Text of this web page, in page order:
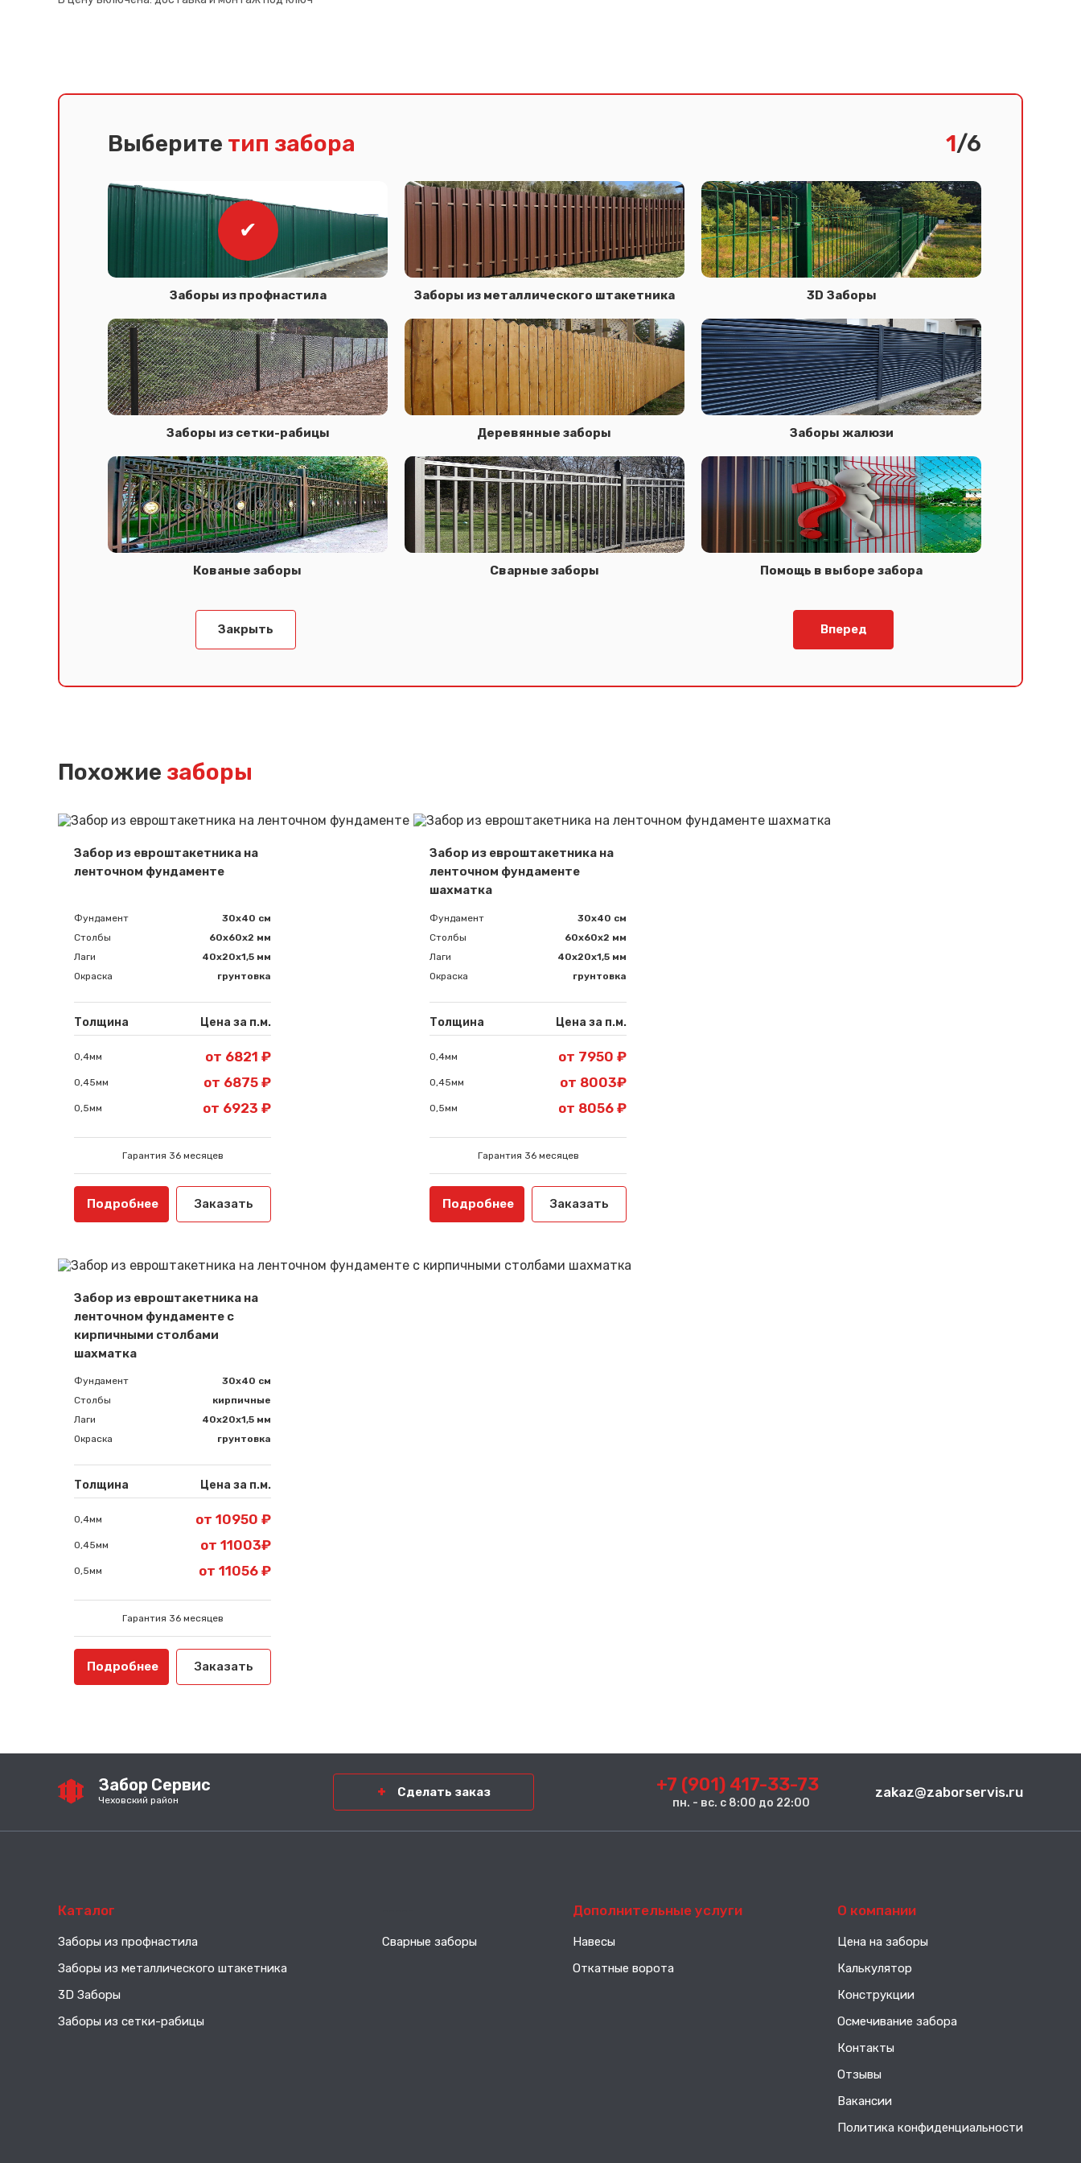
Выберите тип забора 1/6
Заборы из профнастила Заборы из металлического штакетника 3D Заборы
Заборы из сетки-рабицы Деревянные заборы Заборы жалюзи
Кованые заборы Сварные заборы Помощь в выборе забора
Закрыть Вперед
Похожие заборы
Забор из евроштакетника на
ленточном фундаменте
Фундамент
30x40 см
Столбы
60х60х2 мм
Лаги
40х20х1,5 мм
Окраска
грунтовка
Толщина Цена за п.м.
0,4мм от 6821 ₽
0,45мм от 6875 ₽
0,5мм от 6923 ₽
Гарантия 36 месяцев
Подробнее Заказать
Забор из евроштакетника на
ленточном фундаменте
шахматка
Фундамент
30x40 см
Столбы
60х60х2 мм
Лаги
40х20х1,5 мм
Окраска
грунтовка
Толщина Цена за п.м.
0,4мм от 7950 ₽
0,45мм от 8003₽
0,5мм от 8056 ₽
Гарантия 36 месяцев
Подробнее Заказать
Забор из евроштакетника на
ленточном фундаменте с
кирпичными столбами
шахматка
Фундамент
30x40 см
Столбы
кирпичные
Лаги
40х20х1,5 мм
Окраска
грунтовка
Толщина Цена за п.м.
0,4мм от 10950 ₽
0,45мм от 11003₽
0,5мм от 11056 ₽
Гарантия 36 месяцев
Подробнее Заказать
Забор Сервис
Чеховский район
Сделать заказ +7 (901) 417-33-73
пн. - вс. с 8:00 до 22:00
zakaz@zaborservis.ru
Каталог
Заборы из профнастила
Заборы из металлического штакетника
3D Заборы
Заборы из сетки-рабицы
Сварные заборы
Дополнительные услуги
Навесы
Откатные ворота
О компании
Цена на заборы
Калькулятор
Конструкции
Осмечивание забора
Контакты
Отзывы
Вакансии
Политика конфиденциальности
Сообщение успешно отправлено
Спасибо за обращение, наш специалист свяжется с Вами.